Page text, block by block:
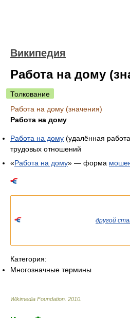
Википедия
Работа на дому
Толкование
Работа на дому (значения)
Работа на дому
Работа на дому (удалённая
трудовых отношений
«Работа на дому» — форма
другой
Категория:
Многозначные термины
Wikimedia Foundation 2010